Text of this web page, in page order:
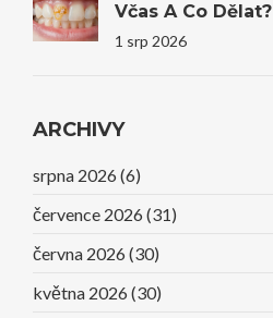
Včas A Co Dělat?
1 srp 2026
ARCHIVY
srpna 2026 (6)
července 2026 (31)
června 2026 (30)
května 2026 (30)